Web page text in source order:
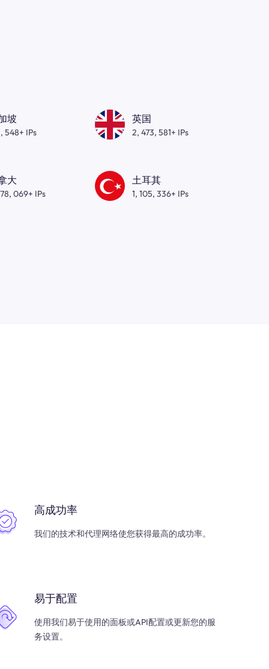
坡
548+ IPs
英国
2, 473, 581+ IPs
大
069+ IPs
土耳其
1, 105, 336+ IPs
高成功率
我们的技术和代理网络使您获得最高的成功率。
易于配置
使用我们易于使用的面板或API配置或更新您的服
务设置。